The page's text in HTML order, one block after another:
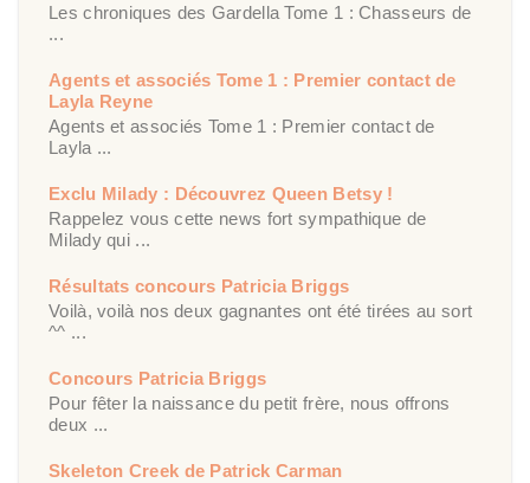
Les chroniques des Gardella Tome 1 : Chasseurs de
...
Agents et associés Tome 1 : Premier contact de
Layla Reyne
Agents et associés Tome 1 : Premier contact de
Layla ...
Exclu Milady : Découvrez Queen Betsy !
Rappelez vous cette news fort sympathique de
Milady qui ...
Résultats concours Patricia Briggs
Voilà, voilà nos deux gagnantes ont été tirées au sort
^^ ...
Concours Patricia Briggs
Pour fêter la naissance du petit frère, nous offrons
deux ...
Skeleton Creek de Patrick Carman